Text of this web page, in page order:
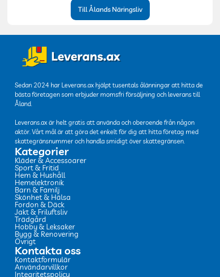
Till Ålands Näringsliv
Sedan 2024 har Leverans.ax hjälpt tusentals ålänningar att hitta de
bästa företagen som erbjuder momsfri försäljning och leverans till
Åland.
Leverans.ax är helt gratis att använda och oberoende från någon
aktör. Vårt mål är att göra det enkelt för dig att hitta företag med
skattegränsnummer och handla smidigt över skattegränsen.
Kategorier
Kläder & Accessoarer
Sport & Fritid
Hem & Hushåll
Hemelektronik
Barn & Familj
Skönhet & Hälsa
Fordon & Däck
Jakt & Friluftsliv
Trädgård
Hobby & Leksaker
Bygg & Renovering
Övrigt
Kontakta oss
Kontaktformulär
Användarvillkor
Integritetspolicy